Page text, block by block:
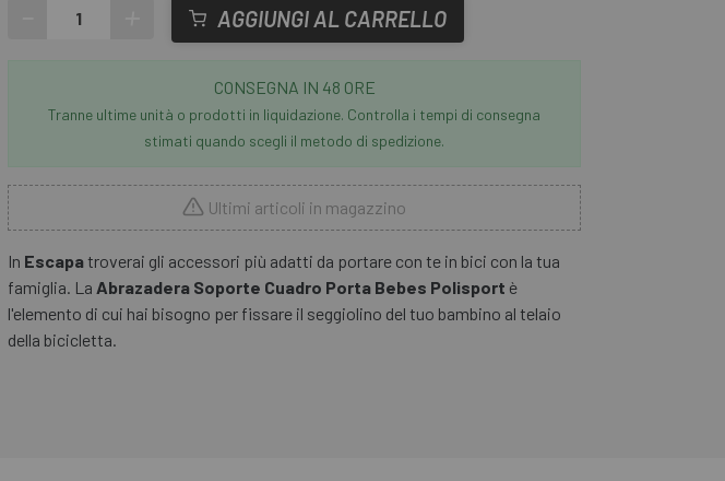
AGGIUNGI AL CARRELLO
CONSEGNA IN 48 ORE
Tranne ultime unità o prodotti in liquidazione. Controlla i tempi di consegna
stimati quando scegli il metodo di spedizione.
Ultimi articoli in magazzino
In Escapatroverai gli accessori più adatti da portare con te in bici con la tua
famiglia. La Abrazadera Soporte Cuadro Porta Bebes Polisport è
l'elemento di cui hai bisogno per fissare il seggiolino del tuo bambino al telaio
della bicicletta.